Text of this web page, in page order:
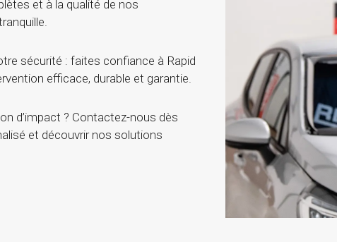
et à la qualité de nos
sécurité : faites confiance à Rapid
efficace, durable et garantie.
d’impact ? Contactez-nous dès
et découvrir nos solutions